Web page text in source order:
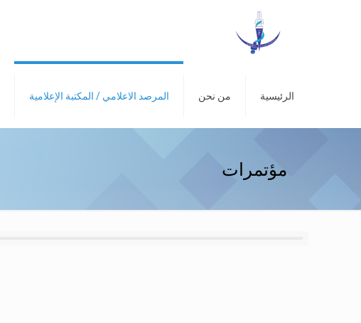
الرئيسية من نحن المرصد الاعلامي / المكتبة الإعلامية
مؤتمرات